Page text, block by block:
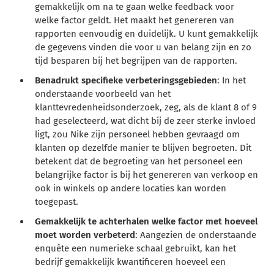
gemakkelijk om na te gaan welke feedback voor
welke factor geldt. Het maakt het genereren van
rapporten eenvoudig en duidelijk. U kunt gemakkelijk
de gegevens vinden die voor u van belang zijn en zo
tijd besparen bij het begrijpen van de rapporten.
Benadrukt specifieke verbeteringsgebieden: In het
onderstaande voorbeeld van het
klanttevredenheidsonderzoek, zeg, als de klant 8 of 9
had geselecteerd, wat dicht bij de zeer sterke invloed
ligt, zou Nike zijn personeel hebben gevraagd om
klanten op dezelfde manier te blijven begroeten. Dit
betekent dat de begroeting van het personeel een
belangrijke factor is bij het genereren van verkoop en
ook in winkels op andere locaties kan worden
toegepast.
Gemakkelijk te achterhalen welke factor met hoeveel
moet worden verbeterd: Aangezien de onderstaande
enquête een numerieke schaal gebruikt, kan het
bedrijf gemakkelijk kwantificeren hoeveel een